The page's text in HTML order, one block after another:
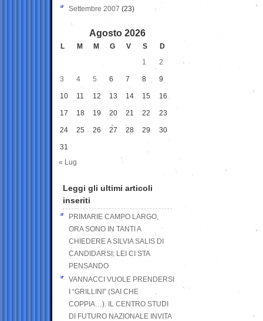
Settembre 2007 (23)
Agosto 2026
L M M G V S
D
1
2
3 4 5 6 7 8 9
10 11 12 13 14 15 16
17 18 19 20 21 22 23
24 25 26 27 28 29 30
31
« Lug
Leggi gli ultimi articoli
inseriti
PRIMARIE CAMPO LARGO,
ORA SONO IN TANTI A
CHIEDERE A SILVIA SALIS DI
CANDIDARSI: LEI CI STA
PENSANDO
VANNACCI VUOLE PRENDERSI
I “GRILLINI” (SAI CHE
COPPIA…). IL CENTRO STUDI
DI FUTURO NAZIONALE INVITA